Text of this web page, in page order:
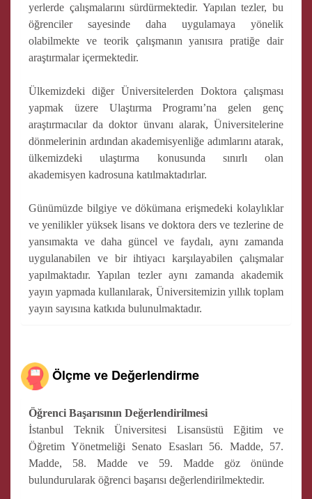
yerlerde çalışmalarını sürdürmektedir. Yapılan tezler, bu
öğrenciler sayesinde daha uygulamaya yönelik
olabilmekte ve teorik çalışmanın yanısıra pratiğe dair
araştırmalar içermektedir.
Ülkemizdeki diğer Üniversitelerden Doktora çalışması
yapmak üzere Ulaştırma Programı’na gelen genç
araştırmacılar da doktor ünvanı alarak, Üniversitelerine
dönmelerinin ardından akademisyenliğe adımlarını atarak,
ülkemizdeki ulaştırma konusunda sınırlı olan
akademisyen kadrosuna katılmaktadırlar.
Günümüzde bilgiye ve dökümana erişmedeki kolaylıklar
ve yenilikler yüksek lisans ve doktora ders ve tezlerine de
yansımakta ve daha güncel ve faydalı, aynı zamanda
uygulanabilen ve bir ihtiyacı karşılayabilen çalışmalar
yapılmaktadır. Yapılan tezler aynı zamanda akademik
yayın yapmada kullanılarak, Üniversitemizin yıllık toplam
yayın sayısına katkıda bulunulmaktadır.
Ölçme ve Değerlendirme
Öğrenci Başarısının Değerlendirilmesi
İstanbul Teknik Üniversitesi Lisansüstü Eğitim ve
Öğretim Yönetmeliği Senato Esasları 56. Madde, 57.
Madde, 58. Madde ve 59. Madde göz önünde
bulundurularak öğrenci başarısı değerlendirilmektedir.